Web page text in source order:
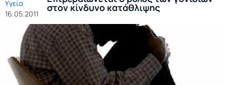
Υγεία
16.05.2011
στον κίνδυνο κατάθλιψης